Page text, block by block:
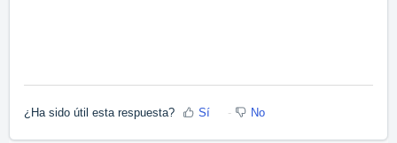
¿Ha sido útil esta respuesta? Sí No